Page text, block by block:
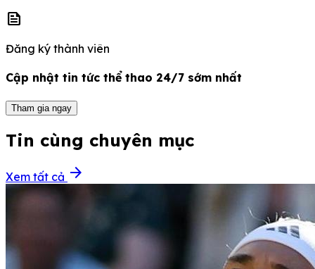
news
Đăng ký thành viên
Cập nhật tin tức thể thao 24/7 sớm nhất
Tham gia ngay
Tin cùng chuyên mục
Xem tất cả arrow_forward